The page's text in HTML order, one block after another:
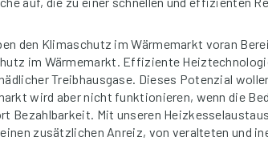
den Klimaschutz im Wärmemarkt voran
im Wärmemarkt. Effiziente
Treibhausgase. Dieses Potenzial
wird aber nicht funktionieren, wenn die
Bezahlbarkeit. Mit unseren
zusätzlichen Anreiz, von veralteten und